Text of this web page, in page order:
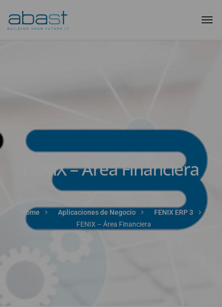
FENIX – Área Financiera
Home Aplicaciones de Negocio
FENIX ERP 3
FENIX – Área Financiera